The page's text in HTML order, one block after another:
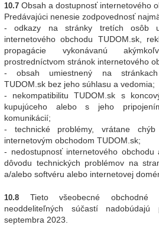
10.7 Obsah a dostupnosť internetového
Predávajúci nenesie zodpovednosť
- odkazy na stránky tretích osôb
internetového obchodu TUDOM.sk,
propagácie vykonávanú
prostredníctvom stránok internetového
- obsah umiestnený na stránkach
TUDOM.sk bez jeho súhlasu a vedomia;
- nekompatibilitu TUDOM.sk s
kupujúceho alebo s jeho
komunikácií;
- technické problémy, vrátane
internetovým obchodom TUDOM.sk;
- nedostupnosť internetového
dôvodu technických problémov na
a/alebo softvéru alebo internetovej
10.8
Tieto všeobecné obchodné
neoddeliteľných súčastí
septembra 2023.